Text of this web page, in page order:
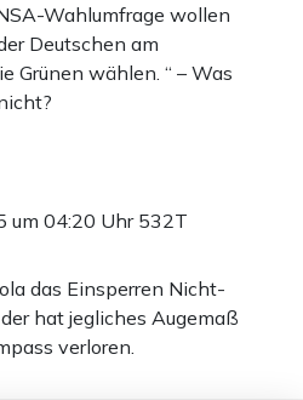
Wahlumfrage wollen
Deutschen am
Grünen wählen. “ – Was
um 04:20 Uhr 532T
das Einsperren Nicht-
hat jegliches Augemaß
verloren.